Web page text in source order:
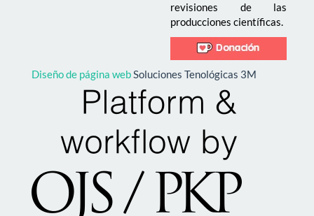
revisiones de las
producciones científicas.
Diseño de página webSoluciones Tenológicas 3M